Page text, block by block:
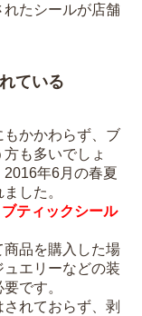
たシールが店舗
ている
もかかわらず、ブ
も多いでしょ
2016年6月の春夏
ました。
ティックシール
品を購入した場
エリーなどの装
です。
れておらず、剥